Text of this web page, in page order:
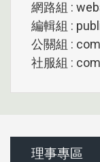
網路組 :
編輯組 :
公關組 :
社服組 :
理事專區